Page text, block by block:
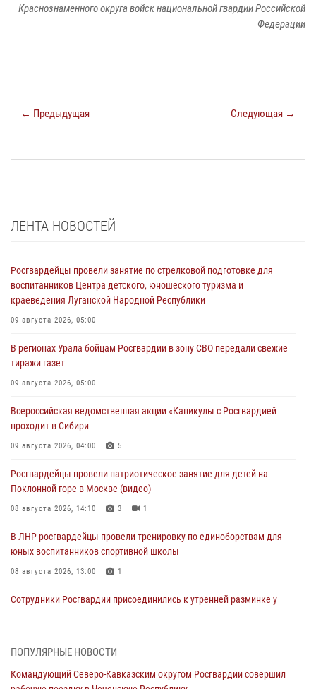
Краснознаменного округа войск национальной гвардии Российской
Федерации
← Предыдущая Следующая →
ЛЕНТА НОВОСТЕЙ
Росгвардейцы провели занятие по стрелковой подготовке для
воспитанников Центра детского, юношеского туризма и
краеведения Луганской Народной Республики
09 августа 2026, 05:00
В регионах Урала бойцам Росгвардии в зону СВО передали свежие
тиражи газет
09 августа 2026, 05:00
Всероссийская ведомственная акции «Каникулы с Росгвардией
проходит в Сибири
09 августа 2026, 04:00 5
Росгвардейцы провели патриотическое занятие для детей на
Поклонной горе в Москве (видео)
08 августа 2026, 14:10 3 1
В ЛНР росгвардейцы провели тренировку по единоборствам для
юных воспитанников спортивной школы
08 августа 2026, 13:00 1
Сотрудники Росгвардии присоединились к утренней разминке у
в честь юбилея ведомства
ПОПУЛЯРНЫЕ НОВОСТИ
Командующий Северо-Кавказским округом Росгвардии совершил